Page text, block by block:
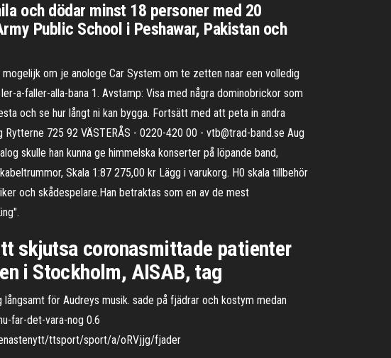
och dödar minst 18 personer med 20
Public School i Peshawar, Pakistan och
om je anologe Car System om te zetten naar een volledig
a-faller-alla-bana 1. Avstamp: Visa med några dominobrickor som
och se hur långt ni kan bygga. Fortsätt med att peta in andra
725 92 VÄSTERÅS - 0220-420 00 - vtb@trad-band.se Aug
skulle han kunna ge himmelska konserter på löpande band,
Skala 1:87 275,00 kr Lägg i varukorg. H0 skala tillbehör
och skådespelare.Han betraktas som en av de mest
skjutsa coronasmittade patienter
i Stockholm, AISAB, tag
för Audreys musik. sade på fjädrar och kostym medan
far-det-vara-nog 0.6
ttsport/sport/a/oRVjjg/fjader